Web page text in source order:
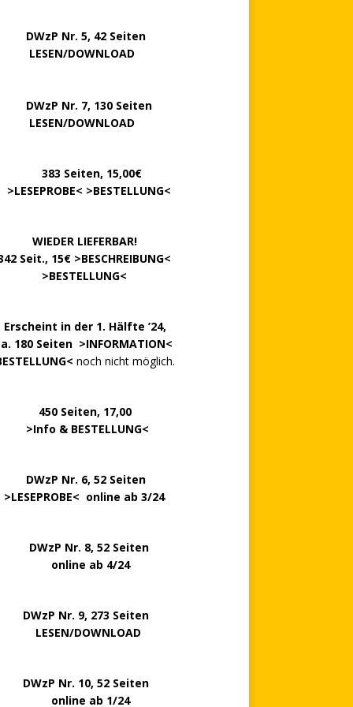
Nr. 5, 42 Seiten
LESEN/DOWNLOAD
Nr. 7, 130 Seiten
LESEN/DOWNLOAD
383 Seiten, 15,00€
>LESEPROBE< >BESTELLUNG<
WIEDER LIEFERBAR!
Seit., 15€ >BESCHREIBUNG<
>BESTELLUNG<
Erscheint in der 1. Hälfte ’24,
180 Seiten >INFORMATION<
noch nicht möglich.
Seiten, 17,00
Info & BESTELLUNG<
DWzP Nr. 6, 52 Seiten
>LESEPROBE< online ab 3/24
Nr. 8, 52 Seiten
ab 4/24
Nr. 9, 273 Seiten
LESEN/DOWNLOAD
Nr. 10, 52 Seiten
ab 1/24